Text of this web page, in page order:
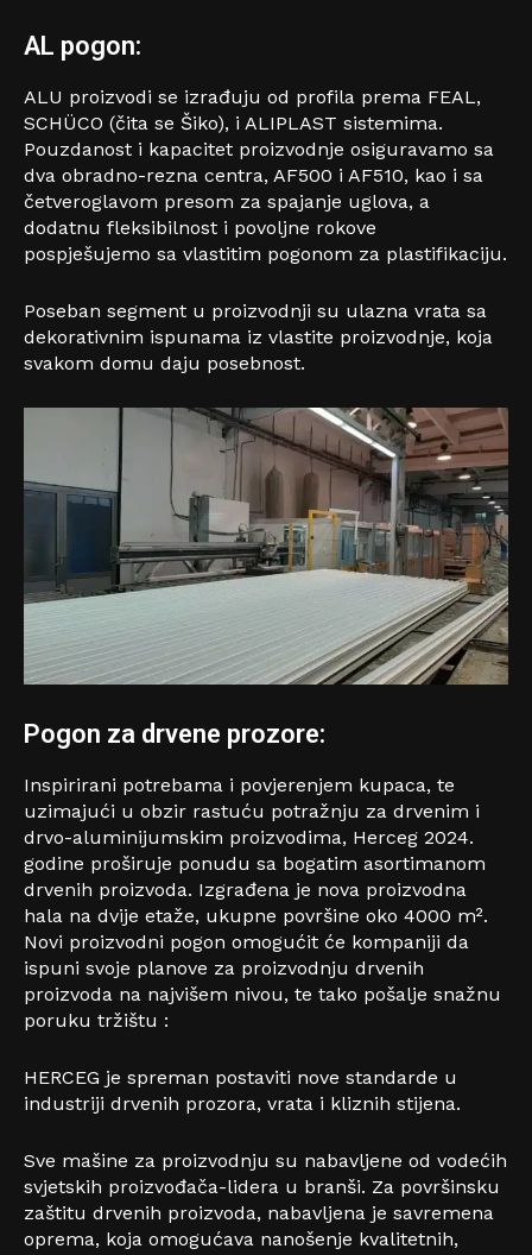
AL pogon:
ALU proizvodi se izrađuju od profila prema FEAL,
SCHÜCO (čita se Šiko), i ALIPLAST sistemima.
Pouzdanost i kapacitet proizvodnje osiguravamo sa
dva obradno-rezna centra, AF500 i AF510, kao i sa
četveroglavom presom za spajanje uglova, a
dodatnu fleksibilnost i povoljne rokove
pospješujemo sa vlastitim pogonom za plastifikaciju.
Poseban segment u proizvodnji su ulazna vrata sa
dekorativnim ispunama iz vlastite proizvodnje, koja
svakom domu daju posebnost.
Pogon za drvene prozore:
Inspirirani potrebama i povjerenjem kupaca, te
uzimajući u obzir rastuću potražnju za drvenim i
drvo-aluminijumskim proizvodima, Herceg 2024.
godine proširuje ponudu sa bogatim asortimanom
drvenih proizvoda. Izgrađena je nova proizvodna
hala na dvije etaže, ukupne površine oko 4000 m².
Novi proizvodni pogon omogućit će kompaniji da
ispuni svoje planove za proizvodnju drvenih
proizvoda na najvišem nivou, te tako pošalje snažnu
poruku tržištu :
HERCEG je spreman postaviti nove standarde u
industriji drvenih prozora, vrata i kliznih stijena.
Sve mašine za proizvodnju su nabavljene od vodećih
svjetskih proizvođača-lidera u branši. Za površinsku
zaštitu drvenih proizvoda, nabavljena je savremena
oprema, koja omogućava nanošenje kvalitetnih,